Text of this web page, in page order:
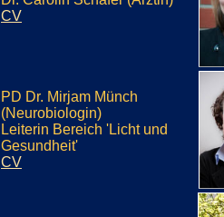
CV
PD Dr. Mirjam Münch
(Neurobiologin)
Leiterin Bereich 'Licht und
Gesundheit'
CV